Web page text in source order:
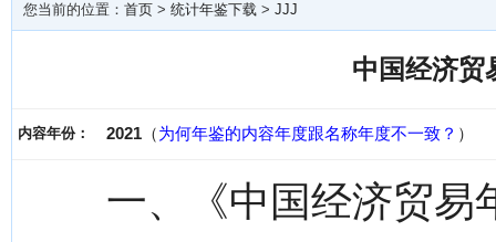
您当前的位置： 首页 > 统计年鉴下载 > JJJ
中国经济贸
内容年份： 2021 （为何年鉴的内容年度跟名称年度不一致？ ）
一、《中国经济贸易